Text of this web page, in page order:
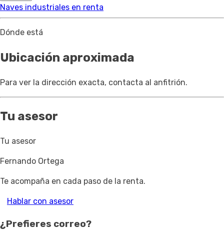
Naves industriales en renta
Dónde está
Ubicación aproximada
Para ver la dirección exacta, contacta al anfitrión.
Tu asesor
Tu asesor
Fernando Ortega
Te acompaña en cada paso de la renta.
Hablar con asesor
¿Prefieres correo?